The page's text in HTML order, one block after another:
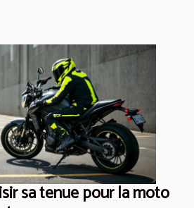
sa tenue pour la moto